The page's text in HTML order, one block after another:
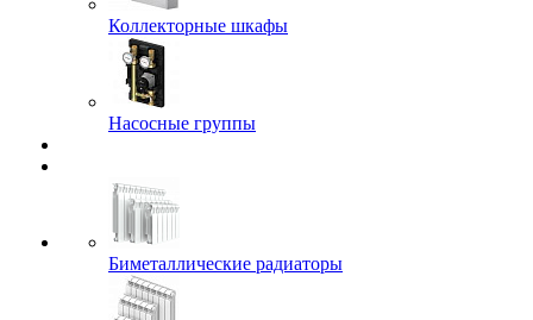
Коллекторные шкафы
Насосные группы
Биметаллические радиаторы